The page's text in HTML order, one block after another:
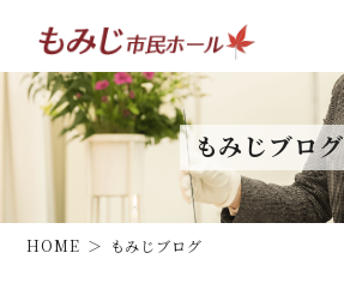
もみじブログ
HOME もみじブログ